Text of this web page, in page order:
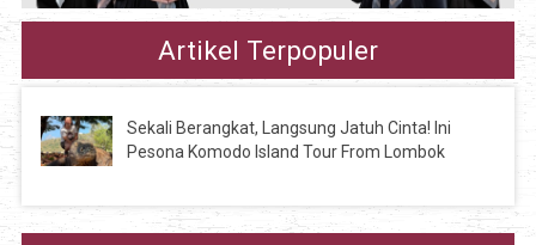
Artikel Terpopuler
Sekali Berangkat, Langsung Jatuh Cinta! Ini
Pesona Komodo Island Tour From Lombok